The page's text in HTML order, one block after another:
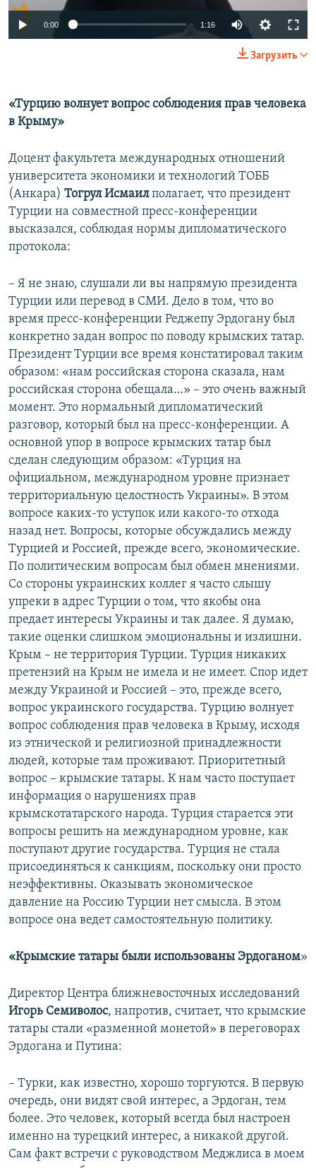
0:00 1:16
Загрузить
«Турцию волнует вопрос соблюдения прав человека
в Крыму»
Доцент факультета международных отношений
университета экономики и технологий ТОББ
(Анкара) Тогрул Исмаилполагает, что президент
Турции на совместной пресс-конференции
высказался, соблюдая нормы дипломатического
протокола:
– Я не знаю, слушали ли вы напрямую президента
Турции или перевод в СМИ. Дело в том, что во
время пресс-конференции Реджепу Эрдогану был
конкретно задан вопрос по поводу крымских татар.
Президент Турции все время констатировал таким
образом: «нам российская сторона сказала, нам
российская сторона обещала…» – это очень важный
момент. Это нормальный дипломатический
разговор, который был на пресс-конференции. А
основной упор в вопросе крымских татар был
сделан следующим образом: «Турция на
официальном, международном уровне признает
территориальную целостность Украины». В этом
вопросе каких-то уступок или какого-то отхода
назад нет. Вопросы, которые обсуждались между
Турцией и Россией, прежде всего, экономические.
По политическим вопросам был обмен мнениями.
Со стороны украинских коллег я часто слышу
упреки в адрес Турции о том, что якобы она
предает интересы Украины и так далее. Я думаю,
такие оценки слишком эмоциональны и излишни.
Крым – не территория Турции. Турция никаких
претензий на Крым не имела и не имеет. Спор идет
между Украиной и Россией – это, прежде всего,
вопрос украинского государства. Турцию волнует
вопрос соблюдения прав человека в Крыму, исходя
из этнической и религиозной принадлежности
людей, которые там проживают. Приоритетный
вопрос – крымские татары. К нам часто поступает
информация о нарушениях прав
крымскотатарского народа. Турция старается эти
вопросы решить на международном уровне, как
поступают другие государства. Турция не стала
присоединяться к санкциям, поскольку они просто
неэффективны. Оказывать экономическое
давление на Россию Турции нет смысла. В этом
вопросе она ведет самостоятельную политику.
«Крымские татары были использованы Эрдоганом»
Директор Центра ближневосточных исследований
Игорь Семиволос, напротив, считает, что крымские
татары стали «разменной монетой» в переговорах
Эрдогана и Путина:
– Турки, как известно, хорошо торгуются. В первую
очередь, они видят свой интерес, а Эрдоган, тем
более. Это человек, который всегда был настроен
именно на турецкий интерес, а никакой другой.
Сам факт встречи с руководством Меджлиса в моем